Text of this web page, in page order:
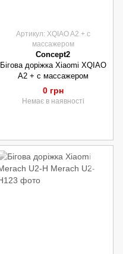
Артикул: XQIAO A2 + с
массажером
Concept2
Бігова доріжка Xiaomi XQIAO
A2 + с массажером
0 грн
Немає в наявності